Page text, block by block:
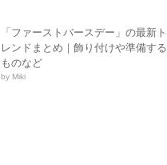
「ファーストバースデー」の最新ト
レンドまとめ｜飾り付けや準備する
ものなど
by Miki